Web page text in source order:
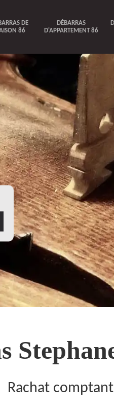
DE
86
DÉBARRAS
D'APPARTEMENT 86
Rachat